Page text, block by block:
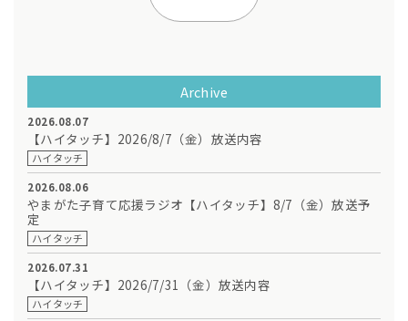
Archive
2026.08.07
【ハイタッチ】2026/8/7（金）放送内容
ハイタッチ
2026.08.06
やまがた子育て応援ラジオ【ハイタッチ】8/7（金）放送予
定
ハイタッチ
2026.07.31
【ハイタッチ】2026/7/31（金）放送内容
ハイタッチ